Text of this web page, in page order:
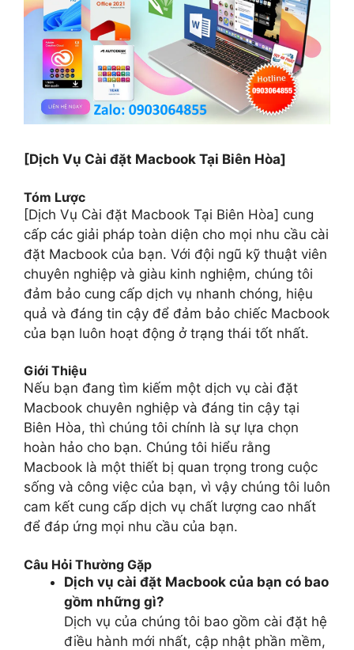
[Dịch Vụ Cài đặt Macbook Tại Biên Hòa]
Tóm Lược
[Dịch Vụ Cài đặt Macbook Tại Biên Hòa] cung
cấp các giải pháp toàn diện cho mọi nhu cầu cài
đặt Macbook của bạn. Với đội ngũ kỹ thuật viên
chuyên nghiệp và giàu kinh nghiệm, chúng tôi
đảm bảo cung cấp dịch vụ nhanh chóng, hiệu
quả và đáng tin cậy để đảm bảo chiếc Macbook
của bạn luôn hoạt động ở trạng thái tốt nhất.
Giới Thiệu
Nếu bạn đang tìm kiếm một dịch vụ cài đặt
Macbook chuyên nghiệp và đáng tin cậy tại
Biên Hòa, thì chúng tôi chính là sự lựa chọn
hoàn hảo cho bạn. Chúng tôi hiểu rằng
Macbook là một thiết bị quan trọng trong cuộc
sống và công việc của bạn, vì vậy chúng tôi luôn
cam kết cung cấp dịch vụ chất lượng cao nhất
để đáp ứng mọi nhu cầu của bạn.
Câu Hỏi Thường Gặp
Dịch vụ cài đặt Macbook của bạn có bao
gồm những gì?
Dịch vụ của chúng tôi bao gồm cài đặt hệ
điều hành mới nhất, cập nhật phần mềm,